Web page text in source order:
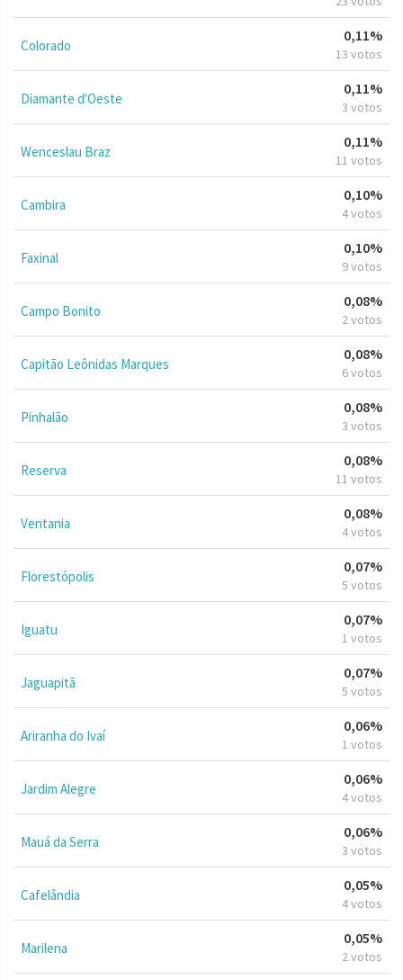
Colorado
0,11%
13 votos
Diamante d'Oeste
0,11%
3 votos
Wenceslau Braz
0,11%
11 votos
Cambira
0,10%
4 votos
Faxinal
0,10%
9 votos
Campo Bonito
0,08%
2 votos
Capitão Leônidas Marques
0,08%
6 votos
Pinhalão
0,08%
3 votos
Reserva
0,08%
11 votos
Ventania
0,08%
4 votos
Florestópolis
0,07%
5 votos
Iguatu
0,07%
1 votos
Jaguapitã
0,07%
5 votos
Ariranha do Ivaí
0,06%
1 votos
Jardim Alegre
0,06%
4 votos
Mauá da Serra
0,06%
3 votos
Cafelândia
0,05%
4 votos
Marilena
0,05%
2 votos